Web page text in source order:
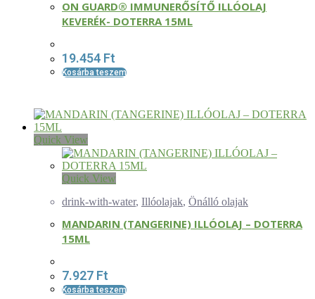
ON GUARD® IMMUNERŐSÍTŐ ILLÓOLAJ
KEVERÉK- DOTERRA 15ML
19.454 Ft
Kosárba teszem
Quick View
Quick View
drink-with-water, Illóolajak, Önálló olajak
MANDARIN (TANGERINE) ILLÓOLAJ – DOTERRA
15ML
7.927 Ft
Kosárba teszem